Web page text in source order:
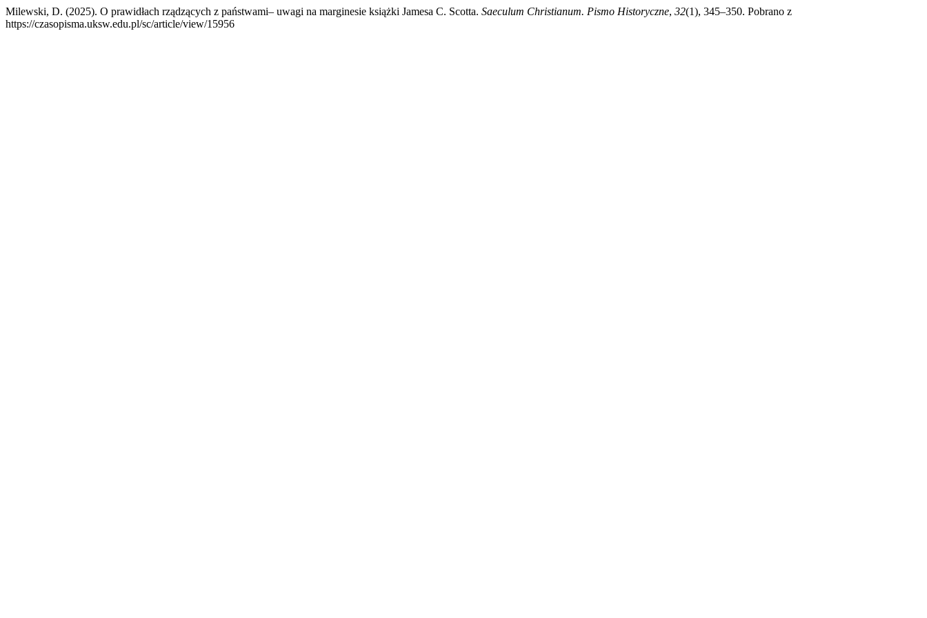
Milewski, D. (2025). O prawidłach rządzących z państwami– uwagi na marginesie książki Jamesa C. Scotta. Saeculum Christianum. Pismo Historyczne, 32(1), 345–350. Pobrano z
https://czasopisma.uksw.edu.pl/sc/article/view/15956